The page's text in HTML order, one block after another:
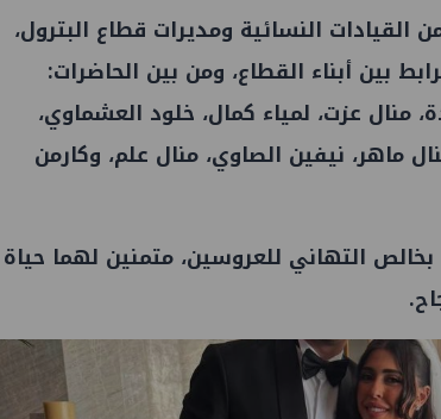
النسائية ومديرات قطاع البترول،
بين أبناء القطاع، ومن بين الحاضرات:
منال عزت، لمياء كمال، خلود العشماوي،
ماهر، نيفين الصاوي، منال علم، وكارمن
بخالص التهاني للعروسين، متمنين لهما حياة